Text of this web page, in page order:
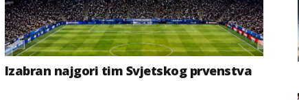
Izabran najgori tim Svjetskog prvenstva